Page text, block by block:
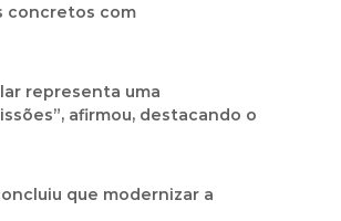
concretos com
representa uma
afirmou, destacando o
que modernizar a